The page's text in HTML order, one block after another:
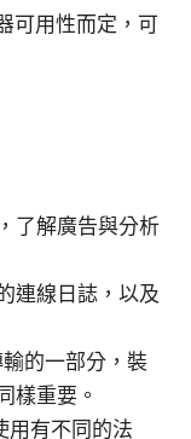
可用性而定，可
了解廣告與分析
連線日誌，以及
的一部分，裝
樣重要。
用有不同的法